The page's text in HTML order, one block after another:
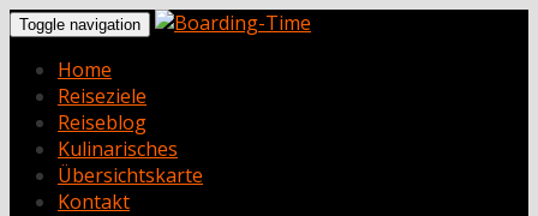
Toggle navigation
Home
Reiseziele
Reiseblog
Kulinarisches
Übersichtskarte
Kontakt